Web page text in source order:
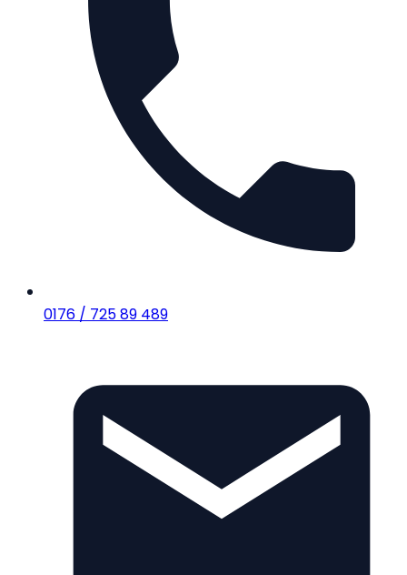
0176 / 725 89 489